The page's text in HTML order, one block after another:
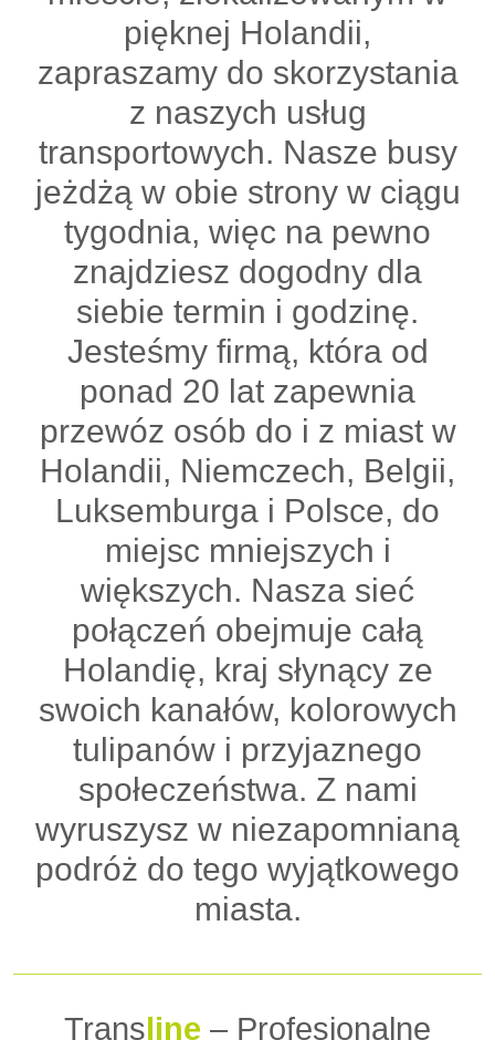
pięknej Holandii,
zapraszamy do skorzystania
z naszych usług
transportowych. Nasze busy
jeżdżą w obie strony w ciągu
tygodnia, więc na pewno
znajdziesz dogodny dla
siebie termin i godzinę.
Jesteśmy firmą, która od
ponad 20 lat zapewnia
przewóz osób do i z miast w
Holandii, Niemczech, Belgii,
Luksemburga i Polsce, do
miejsc mniejszych i
większych. Nasza sieć
połączeń obejmuje całą
Holandię, kraj słynący ze
swoich kanałów, kolorowych
tulipanów i przyjaznego
społeczeństwa. Z nami
wyruszysz w niezapomnianą
podróż do tego wyjątkowego
miasta.
Transline – Profesjonalne